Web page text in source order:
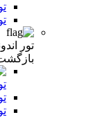
تور